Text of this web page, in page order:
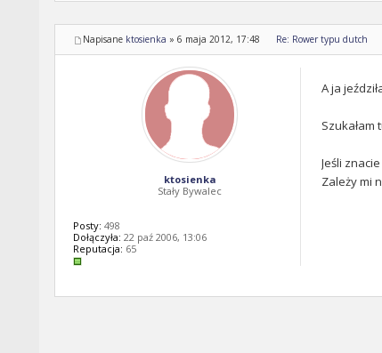
Napisane ktosienka » 6 maja 2012, 17:48 Re: Rower typu dutch
A ja
Jeśli
Zależy mi
ktosienka
Stały Bywalec
Posty: 498
Dołączyła: 22 paź 2006, 13:06
Reputacja: 65